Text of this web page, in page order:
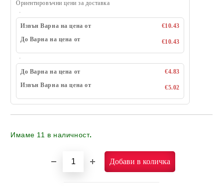
Ориентировъчни цени за доставка
Извън Варна на цена от
€10.43
До Варна на цена от
€10.43
До Варна на цена от
€4.83
Извън Варна на цена от
€5.02
Имаме 11 в наличност.